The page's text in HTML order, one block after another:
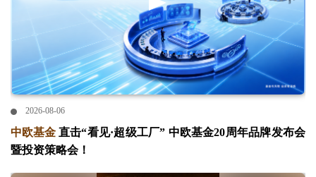
2026-08-06
中欧基金 直击“看见·超级工厂” 中欧基金20周年品牌发布会
暨投资策略会！